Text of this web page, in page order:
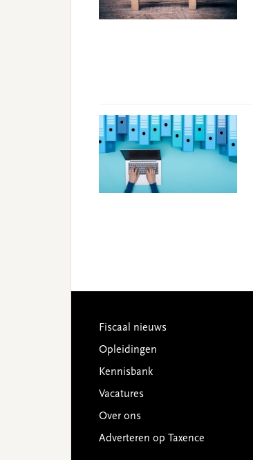
Footer
Fiscaal nieuws
Opleidingen
Kennisbank
Vacatures
Over ons
Adverteren op Taxence